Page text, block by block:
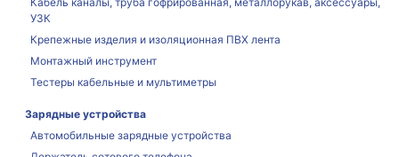
УЗК
Крепежные изделия и изоляционная ПВХ лента
Монтажный инструмент
Тестеры кабельные и мультиметры
Зарядные устройства
Автомобильные зарядные устройства